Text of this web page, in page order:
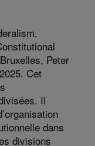
Peter
Cet
Il
dans
divisions